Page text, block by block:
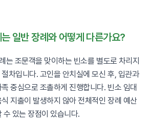
일반 장례와 어떻게 다른가요?
는 조문객을 맞이하는 빈소를 별도로 차리지
차입니다. 고인을 안치실에 모신 후, 입관과
중심으로 조촐하게 진행합니다. 빈소 임대
지출이 발생하지 않아 전체적인 장례 예산
수 있는 장점이 있습니다.